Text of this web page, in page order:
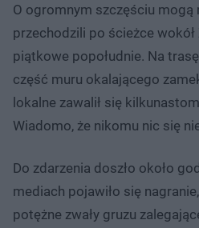
O ogromnym szczęściu
przechodzili po ścieżce wokół
piątkowe popołudnie. Na
część muru okalającego
lokalne zawalił się
Wiadomo, że nikomu nic się
Do zdarzenia doszło około
mediach pojawiło się
potężne zwały gruzu